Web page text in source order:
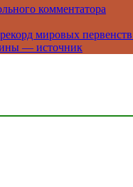
комментатора
мировых первенств
— источник